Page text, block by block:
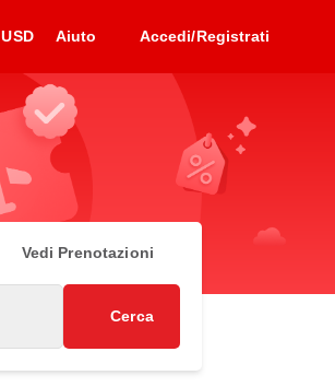
USD Aiuto Accedi/Registrati
Vedi Prenotazioni
Cerca